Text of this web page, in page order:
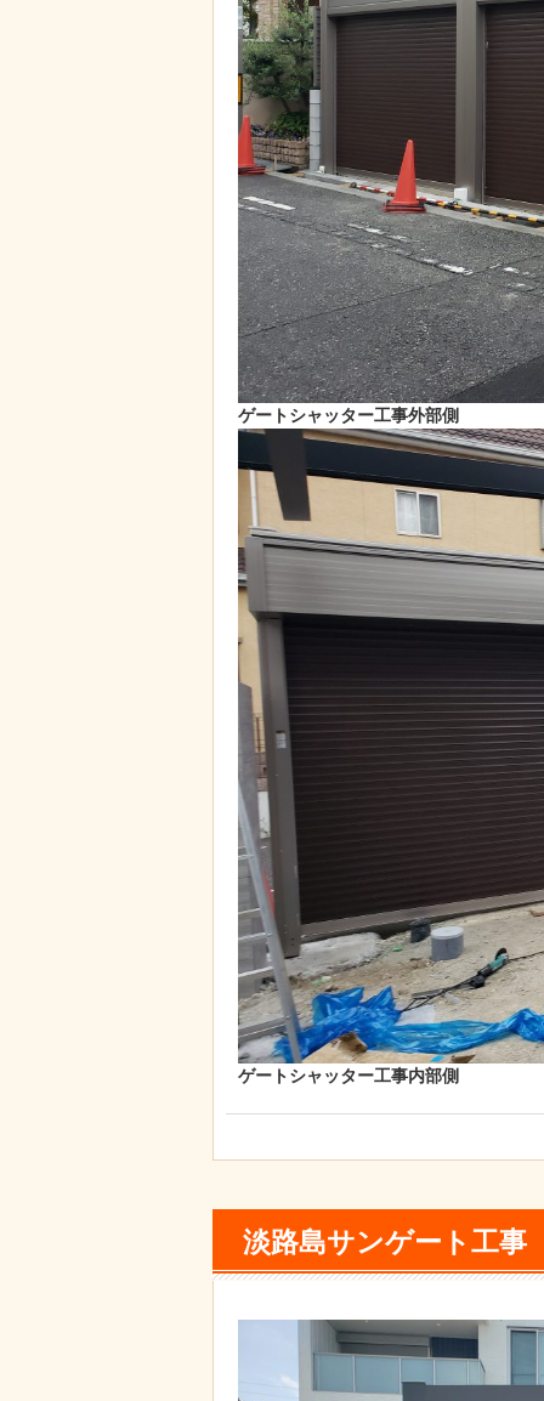
ゲートシャッター工事外部側
ゲートシャッター工事内部側
淡路島サンゲート工事